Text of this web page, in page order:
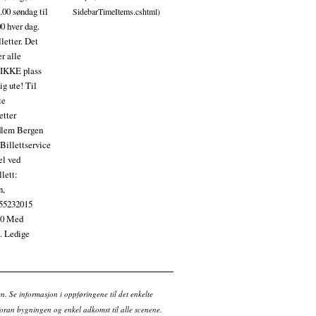
søndag til
hver dag.
Det
alle
plass
ute! Til
Bergen
Billettservice
ved
Med
Ledige
SidebarTimeItems.cshtml)
Se informasjon i oppføringene til det enkelte
bygningen og enkel adkomst til alle scenene.